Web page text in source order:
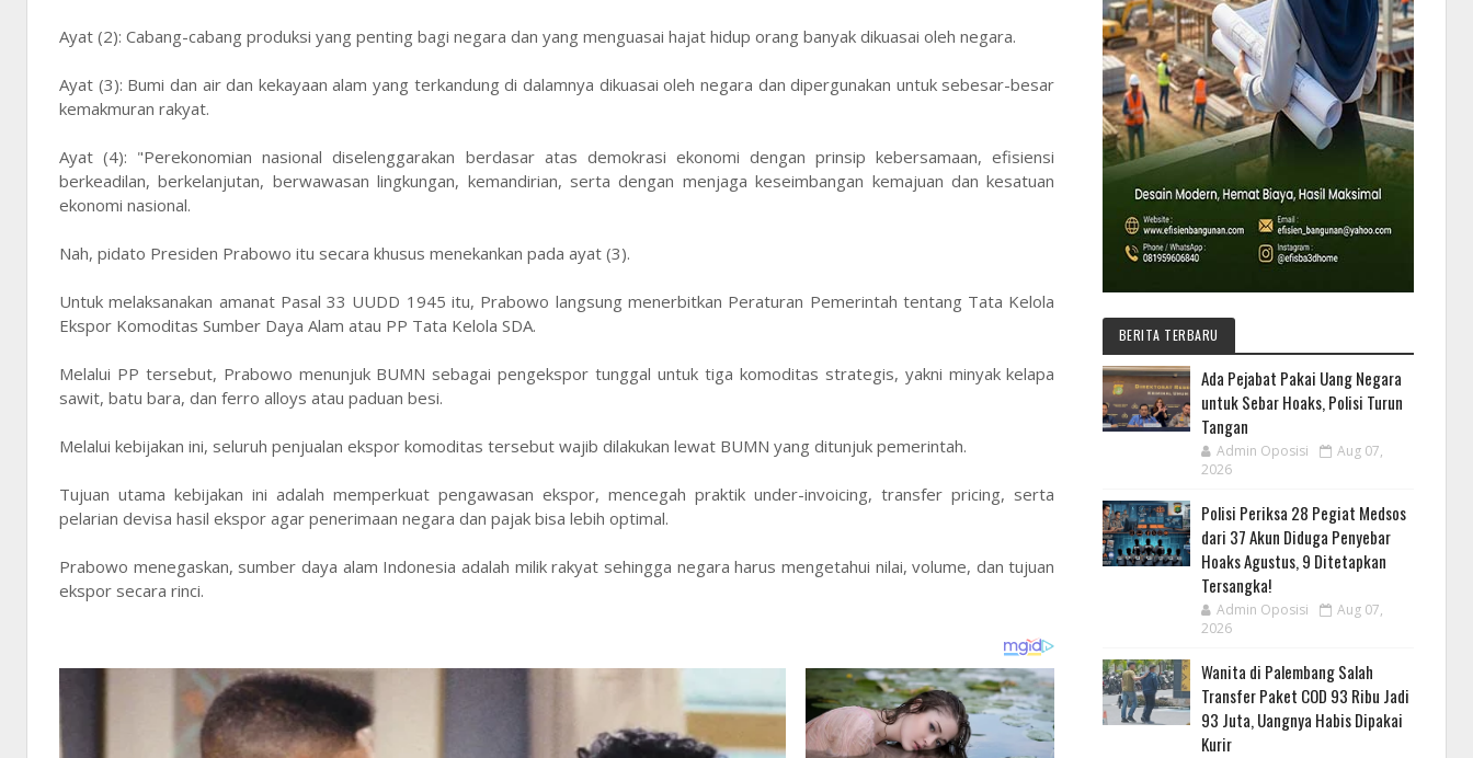
Ayat (2): Cabang-cabang produksi yang penting bagi negara dan yang menguasai hajat hidup orang banyak dikuasai oleh negara.
Ayat (3): Bumi dan air dan kekayaan alam yang terkandung di dalamnya dikuasai oleh negara dan dipergunakan untuk sebesar-besar
kemakmuran rakyat.
Ayat (4): "Perekonomian nasional diselenggarakan berdasar atas demokrasi ekonomi dengan prinsip kebersamaan, efisiensi
berkeadilan, berkelanjutan, berwawasan lingkungan, kemandirian, serta dengan menjaga keseimbangan kemajuan dan kesatuan
ekonomi nasional.
Nah, pidato Presiden Prabowo itu secara khusus menekankan pada ayat (3).
Untuk melaksanakan amanat Pasal 33 UUDD 1945 itu, Prabowo langsung menerbitkan Peraturan Pemerintah tentang Tata Kelola
Ekspor Komoditas Sumber Daya Alam atau PP Tata Kelola SDA.
Melalui PP tersebut, Prabowo menunjuk BUMN sebagai pengekspor tunggal untuk tiga komoditas strategis, yakni minyak kelapa
sawit, batu bara, dan ferro alloys atau paduan besi.
Melalui kebijakan ini, seluruh penjualan ekspor komoditas tersebut wajib dilakukan lewat BUMN yang ditunjuk pemerintah.
Tujuan utama kebijakan ini adalah memperkuat pengawasan ekspor, mencegah praktik under-invoicing, transfer pricing, serta
pelarian devisa hasil ekspor agar penerimaan negara dan pajak bisa lebih optimal.
Prabowo menegaskan, sumber daya alam Indonesia adalah milik rakyat sehingga negara harus mengetahui nilai, volume, dan tujuan
ekspor secara rinci.
BERITA TERBARU
Ada Pejabat Pakai Uang Negara
untuk Sebar Hoaks, Polisi Turun
Tangan
Admin Oposisi
Aug 07,
2026
Polisi Periksa 28 Pegiat Medsos
dari 37 Akun Diduga Penyebar
Hoaks Agustus, 9 Ditetapkan
Tersangka!
Admin Oposisi
Aug 07,
2026
Wanita di Palembang Salah
Transfer Paket COD 93 Ribu Jadi
93 Juta, Uangnya Habis Dipakai
Kurir